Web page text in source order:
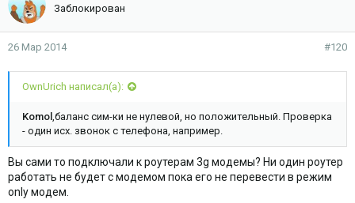
Заблокирован
26 Мар 2014 #120
OwnUrich написал(а):
Komol ,баланс сим-ки не нулевой, но положительный. Проверка
- один исх. звонок с телефона, например.
Вы сами то подключали к роутерам 3g модемы? Ни один роутер
работать не будет с модемом пока его не перевести в режим
only модем.